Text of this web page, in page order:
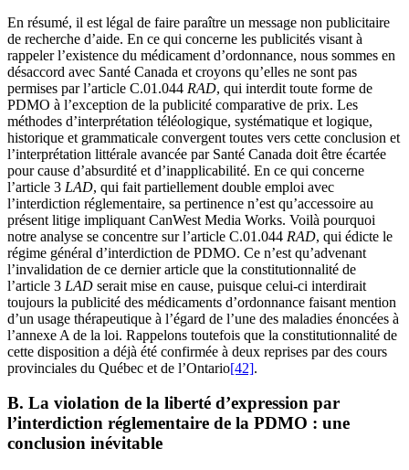
En résumé, il est légal de faire paraître un message non publicitaire
de recherche d’aide. En ce qui concerne les publicités visant à
rappeler l’existence du médicament d’ordonnance, nous sommes en
désaccord avec Santé Canada et croyons qu’elles ne sont pas
permises par l’article C.01.044 RAD, qui interdit toute forme de
PDMO à l’exception de la publicité comparative de prix. Les
méthodes d’interprétation téléologique, systématique et logique,
historique et grammaticale convergent toutes vers cette conclusion et
l’interprétation littérale avancée par Santé Canada doit être écartée
pour cause d’absurdité et d’inapplicabilité. En ce qui concerne
l’article 3 LAD, qui fait partiellement double emploi avec
l’interdiction réglementaire, sa pertinence n’est qu’accessoire au
présent litige impliquant CanWest Media Works. Voilà pourquoi
notre analyse se concentre sur l’article C.01.044 RAD, qui édicte le
régime général d’interdiction de PDMO. Ce n’est qu’advenant
l’invalidation de ce dernier article que la constitutionnalité de
l’article 3 LAD serait mise en cause, puisque celui-ci interdirait
toujours la publicité des médicaments d’ordonnance faisant mention
d’un usage thérapeutique à l’égard de l’une des maladies énoncées à
l’annexe A de la loi. Rappelons toutefois que la constitutionnalité de
cette disposition a déjà été confirmée à deux reprises par des cours
provinciales du Québec et de l’Ontario[42].
B. La violation de la liberté d’expression par
l’interdiction réglementaire de la PDMO : une
conclusion inévitable